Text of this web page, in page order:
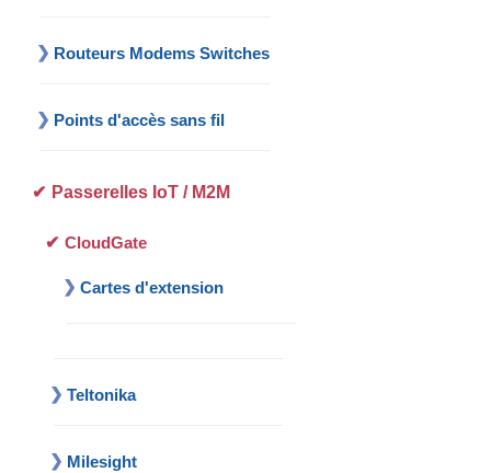
Routeurs Modems Switches
Points d'accès sans fil
Passerelles IoT / M2M
CloudGate
Cartes d'extension
Teltonika
Milesight